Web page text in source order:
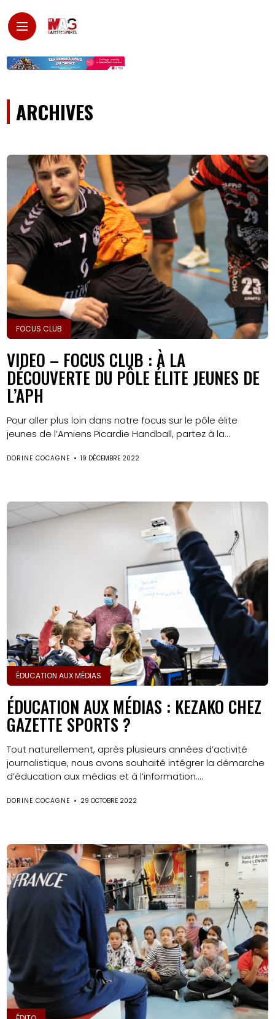
ARCHIVES
FOCUS CLUB
VIDEO – FOCUS CLUB : À LA
DÉCOUVERTE DU PÔLE ÉLITE JEUNES DE
L’APH
Pour aller plus loin dans notre focus sur le pôle élite
jeunes de l’Amiens Picardie Handball, partez à la...
DORINE COCAGNE 19 DÉCEMBRE 2022
ÉDUCATION AUX MÉDIAS
ÉDUCATION AUX MÉDIAS : KEZAKO CHEZ
GAZETTE SPORTS ?
Tout naturellement, après plusieurs années d’activité
journalistique, nous avons souhaité intégrer la démarche
d’éducation aux médias et à l’information....
DORINE COCAGNE 29 OCTOBRE 2022